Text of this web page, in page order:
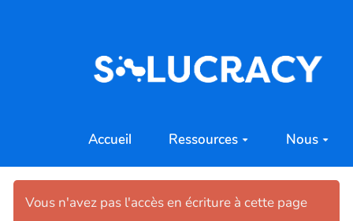
Accueil Ressources Nous
Vous n'avez pas l'accès en écriture à cette page